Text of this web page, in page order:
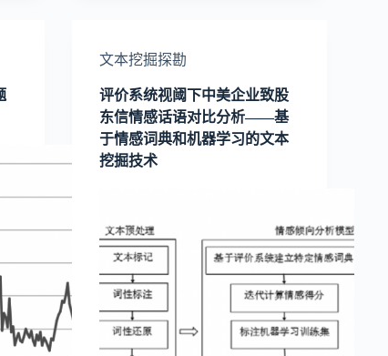
文本挖掘探勘
评价系统视阈下中美企业致股
东信情感话语对比分析——基
于情感词典和机器学习的文本
挖掘技术